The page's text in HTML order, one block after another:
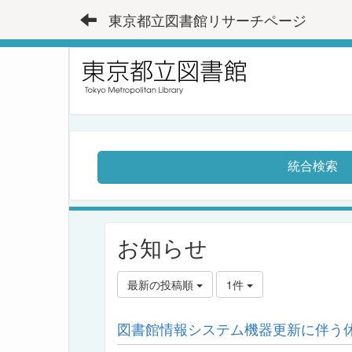
東京都立図書館リサーチページ
統合検索
お知らせ
最新の投稿順 1件
図書館情報システム機器更新に伴う